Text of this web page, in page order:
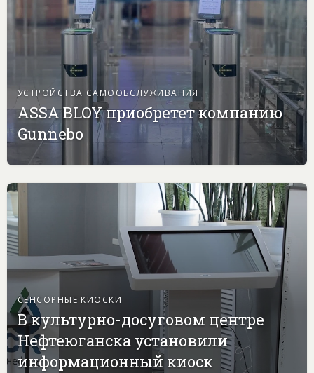
УСТРОЙСТВА САМООБСЛУЖИВАНИЯ
ASSA BLOY приобретет компанию
Gunnebo
СЕНСОРНЫЕ КИОСКИ
В культурно-досуговом центре
Нефтеюганска установили
информационный киоск